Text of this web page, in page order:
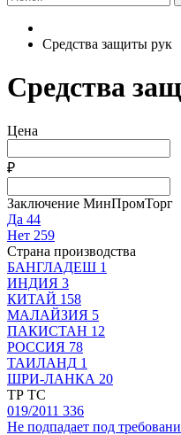
Средства защиты рук
Средства
Цена
₽
Заключение МинПромТорг
Да 44
Нет 259
Страна производства
БАНГЛАДЕШ 1
ИНДИЯ 3
КИТАЙ 158
МАЛАЙЗИЯ 5
ПАКИСТАН 12
РОССИЯ 78
ТАИЛАНД 1
ШРИ-ЛАНКА 20
ТР ТС
019/2011 336
Не подпадает под